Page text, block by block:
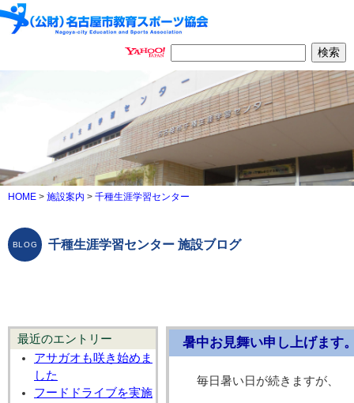
HOME > 施設案内 > 千種生涯学習センター
千種生涯学習センター 施設ブログ
最近のエントリー
アサガオも咲き始めま
した
フードドライブを実施
暑中お見舞い申し上げます
毎日暑い日が続きますが、